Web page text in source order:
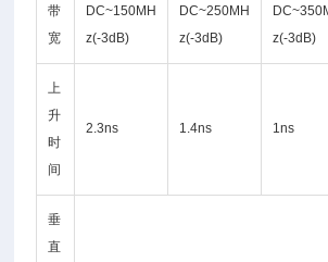
带
宽
DC~150MH
z(-3dB)
DC~250MH
z(-3dB)
z(-3dB)
上
升
时
间
2.3ns 1.4ns 1ns
垂
直